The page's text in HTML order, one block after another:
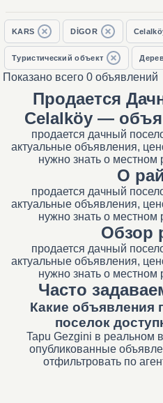
KARS DİGOR
Туристический объект
Показано всего 0 объявлений
Продается
Celalköy —
продается дачный
актуальные объявления,
нужно знать о
О
продается дачный
актуальные объявления,
нужно знать о
Обзор
продается дачный
актуальные объявления,
нужно знать о
Часто
Какие объявления
поселок
Tapu Gezgini в реальном
опубликованные
отфильтровать по